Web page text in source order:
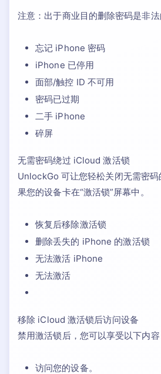
注意：出于商业目的删除密码是非法
忘记 iPhone 密码
iPhone 已停用
面部/触控 ID 不可用
密码已过期
二手 iPhone
碎屏
无需密码绕过 iCloud 激活锁
UnlockGo 可让您轻松关闭无需密
果您的设备卡在“激活锁”屏幕中。
恢复后移除激活锁
删除丢失的 iPhone 的激活锁
无法激活 iPhone
无法激活
移除 iCloud 激活锁后访问设备
禁用激活锁后，您可以享受以下内容
访问您的设备。